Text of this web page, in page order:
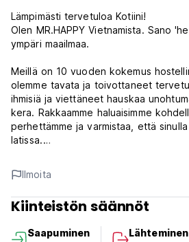
Lämpimästi tervetuloa Kotiini!
Olen MR.HAPPY Vietnamista. Sano
ympäri maailmaa.
Meillä on 10 vuoden kokemus
olemme tavata ja toivottaneet
ihmisiä ja viettäneet hauskaa
kera. Rakkaamme haluaisimme
perhettämme ja varmistaa, että
latissa.
Jos etsit paikkaa rentoutua, pitää
juomaa, karaokea... tämä on OIKEIN
En malta odottaa, että näemme sinut
Olemme täällä, jos tarvitset!
Kiitos, että etsit meitä!
Ilmoita
Kiinteistön säännöt
Saapuminen
Lähteminen